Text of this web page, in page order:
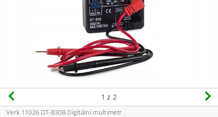
1 z 2
Verk 11026 DT-830B Digitální multimetr